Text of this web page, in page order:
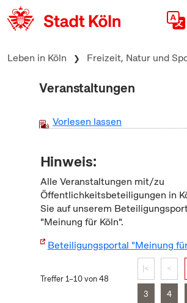
zum Inhalt springen
Leben in Köln Freizeit, Natur und
Veranstaltungen
Vorlesen lassen
Hinweis:
Alle Veranstaltungen mit/zu
Öffentlichkeitsbeteiligungen in
Sie auf unserem
"Meinung für Köln".
Beteiligungsportal "Meinung
Treffer 1–10 von 48
|< <
3 4